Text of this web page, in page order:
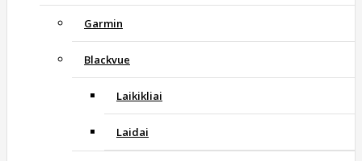
Garmin
Blackvue
Laikikliai
Laidai